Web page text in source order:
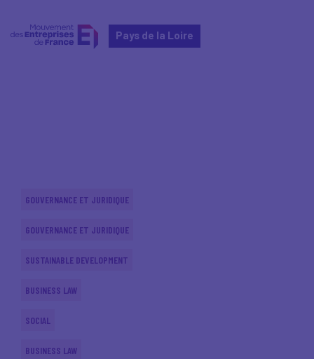
Pays de la Loire
GOUVERNANCE ET JURIDIQUE
GOUVERNANCE ET JURIDIQUE
SUSTAINABLE DEVELOPMENT
BUSINESS LAW
SOCIAL
BUSINESS LAW